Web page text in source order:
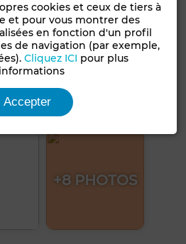
+8 PHOTOS
cookies et ceux de tiers à
et pour vous montrer des
en fonction d'un profil
de navigation (par exemple,
Cliquez ICI pour plus
Accepter